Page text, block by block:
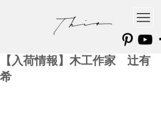
【入荷情報】木工作家 辻有
希